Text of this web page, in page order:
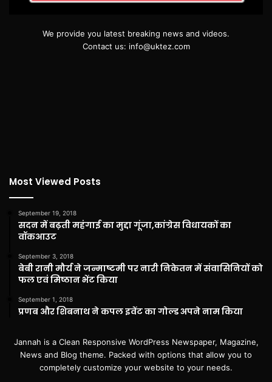
We provide you latest breaking news and videos.
Contact us: info@uktez.com
Most Viewed Posts
September 19, 2018
सदन में बढ़ती महंगाई का मुद्दा गूंजा,कांग्रेस विधायकों का
वॉकआउट
September 3, 2018
बेबी रानी मौर्य ने जन्माष्टमी पर नारी निकेतन में संवासिनियों को
फल एवं मिष्ठान भेंट किया
September 1, 2018
प्रणब और शिबनाथ ने कपल इवेंट का गोल्ड अपने नाम किया
Jannah is a Clean Responsive WordPress Newspaper, Magazine,
News and Blog theme. Packed with options that allow you to
completely customize your website to your needs.